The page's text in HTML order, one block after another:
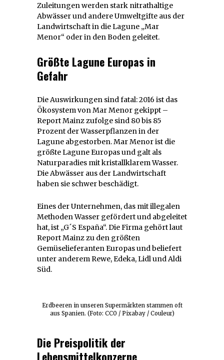
Zuleitungen werden stark nitrathaltige
Abwässer und andere Umweltgifte aus der
Landwirtschaft in die Lagune „Mar
Menor“ oder in den Boden geleitet.
Größte Lagune Europas in
Gefahr
Die Auswirkungen sind fatal: 2016 ist das
Ökosystem von Mar Menor gekippt –
Report Mainz zufolge sind 80 bis 85
Prozent der Wasserpflanzen in der
Lagune abgestorben. Mar Menor ist die
größte Lagune Europas und galt als
Naturparadies mit kristallklarem Wasser.
Die Abwässer aus der Landwirtschaft
haben sie schwer beschädigt.
Eines der Unternehmen, das mit illegalen
Methoden Wasser gefördert und abgeleitet
hat, ist „G´S España“. Die Firma gehört laut
Report Mainz zu den größten
Gemüselieferanten Europas und beliefert
unter anderem Rewe, Edeka, Lidl und Aldi
Süd.
Erdbeeren in unseren Supermärkten stammen oft
aus Spanien. (Foto: CC0 / Pixabay / Couleur)
Die Preispolitik der
Lebensmittelkonzerne